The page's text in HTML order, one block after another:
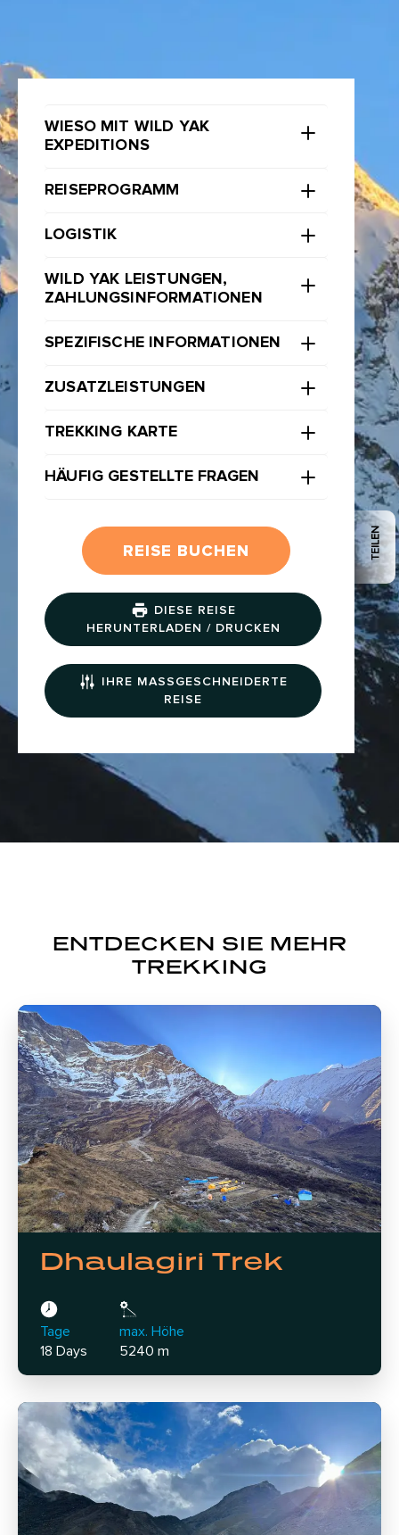
TEILEN
WIESO MIT WILD YAK
EXPEDITIONS
REISEPROGRAMM
LOGISTIK
WILD YAK LEISTUNGEN,
ZAHLUNGSINFORMATIONEN
SPEZIFISCHE INFORMATIONEN
ZUSATZLEISTUNGEN
TREKKING KARTE
HÄUFIG GESTELLTE FRAGEN
REISE BUCHEN
DIESE REISE
HERUNTERLADEN / DRUCKEN
IHRE MASSGESCHNEIDERTE R
EISE
ENTDECKEN SIE MEHR
TREKKING
Dhaulagiri Trek
Tage
18 Days
max. Höhe
5240 m